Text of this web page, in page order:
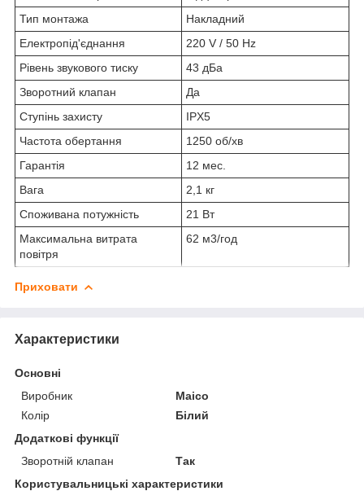
Тип монтажа
Накладний
Електропід'єднання
220 V / 50 Hz
Рівень звукового тиску
43 дБа
Зворотний клапан
Да
Ступінь захисту
IPX5
Частота обертання
1250 об/хв
Гарантія
12 мес.
Вага
2,1 кг
Споживана потужність
21 Вт
Максимальна витрата
повітря
62 м3/год
Приховати
Характеристики
Основні
Виробник
Maico
Колір
Білий
Додаткові функції
Зворотній клапан
Так
Користувальницькі характеристики